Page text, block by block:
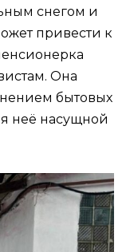
снегом и
привести к
Она
бытовых
неё насущной